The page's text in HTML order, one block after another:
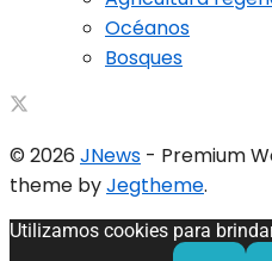
Océanos
Bosques
© 2026 JNews - Premium
theme byJegtheme.
Utilizamos cookies para